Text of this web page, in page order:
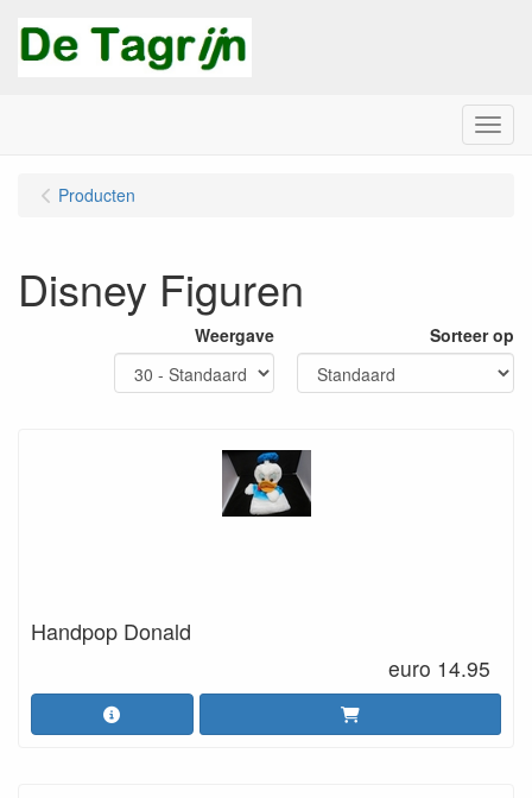
Menu
Producten
Disney Figuren
Weergave Sorteer op
Handpop Donald
euro 14.95